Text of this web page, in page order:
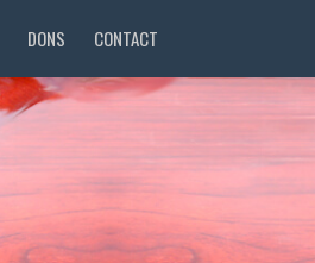
DONS CONTACT